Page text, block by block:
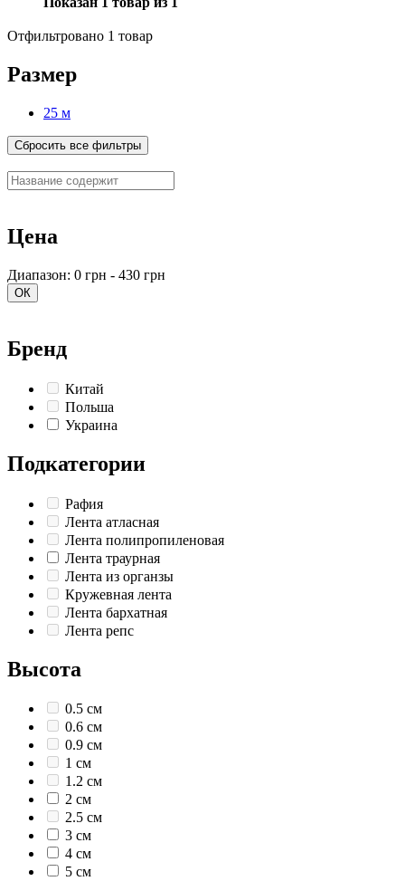
Отфильтровано 1 товар
Размер
25 м
Сбросить все фильтры
Цена
Диапазон: 0 грн - 430 грн
ОК
Бренд
Китай
Польша
Украина
Подкатегории
Рафия
Лента атласная
Лента полипропиленовая
Лента траурная
Лента из органзы
Кружевная лента
Лента бархатная
Лента репс
Высота
0.5 см
0.6 см
0.9 см
1 см
1.2 см
2 см
2.5 см
3 см
4 см
5 см